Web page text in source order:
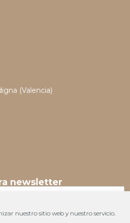
nuestro sitio web y nuestro servicio.
(Valencia)
newsletter